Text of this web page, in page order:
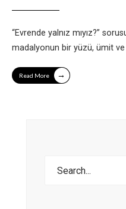
“Evrende yalnız mıyız?”
madalyonun bir yüzü, ümit
Read More →